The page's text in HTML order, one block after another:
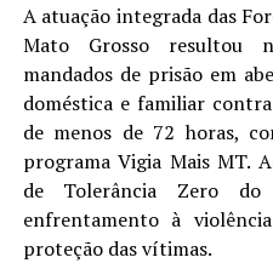
A atuação integrada das
Mato Grosso resultou
mandados de prisão em
doméstica e familiar
de menos de 72 horas,
programa Vigia Mais MT.
de Tolerância Zero
enfrentamento à
proteção das vítimas.